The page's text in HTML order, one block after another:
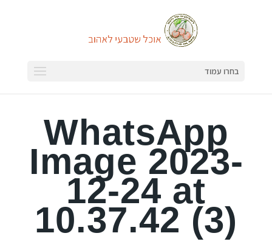
בחרו עמוד
WhatsApp
Image 2023-
12-24 at
10.37.42 (3)